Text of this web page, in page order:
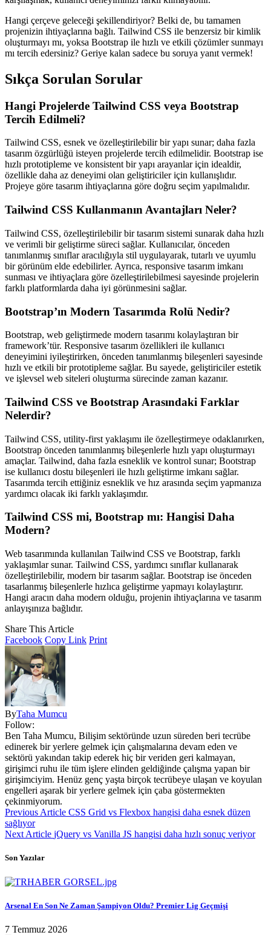
Hangi çerçeve geleceği şekillendiriyor? Belki de, bu tamamen
projenizin ihtiyaçlarına bağlı. Tailwind CSS ile benzersiz bir kimlik
oluşturmayı mı, yoksa Bootstrap ile hızlı ve etkili çözümler sunmayı
mı tercih edersiniz? Geriye kalan sadece bu soruya yanıt vermek!
Sıkça Sorulan Sorular
Hangi Projelerde Tailwind CSS veya Bootstrap
Tercih Edilmeli?
Tailwind CSS, esnek ve özelleştirilebilir bir yapı sunar; daha fazla
tasarım özgürlüğü isteyen projelerde tercih edilmelidir. Bootstrap ise
hızlı prototipleme ve konsistent bir yapı arayanlar için idealdir,
özellikle daha az deneyimi olan geliştiriciler için kullanışlıdır.
Projeye göre tasarım ihtiyaçlarına göre doğru seçim yapılmalıdır.
Tailwind CSS Kullanmanın Avantajları Neler?
Tailwind CSS, özelleştirilebilir bir tasarım sistemi sunarak daha hızlı
ve verimli bir geliştirme süreci sağlar. Kullanıcılar, önceden
tanımlanmış sınıflar aracılığıyla stil uygulayarak, tutarlı ve uyumlu
bir görünüm elde edebilirler. Ayrıca, responsive tasarım imkanı
sunması ve ihtiyaçlara göre özelleştirilebilmesi sayesinde projelerin
farklı platformlarda daha iyi görünmesini sağlar.
Bootstrap’ın Modern Tasarımda Rolü Nedir?
Bootstrap, web geliştirmede modern tasarımı kolaylaştıran bir
framework’tür. Responsive tasarım özellikleri ile kullanıcı
deneyimini iyileştirirken, önceden tanımlanmış bileşenleri sayesinde
hızlı ve etkili bir prototipleme sağlar. Bu sayede, geliştiriciler estetik
ve işlevsel web siteleri oluşturma sürecinde zaman kazanır.
Tailwind CSS ve Bootstrap Arasındaki Farklar
Nelerdir?
Tailwind CSS, utility-first yaklaşımı ile özelleştirmeye odaklanırken,
Bootstrap önceden tanımlanmış bileşenlerle hızlı yapı oluşturmayı
amaçlar. Tailwind, daha fazla esneklik ve kontrol sunar; Bootstrap
ise kullanıcı dostu bileşenleri ile hızlı geliştirme imkanı sağlar.
Tasarımda tercih ettiğiniz esneklik ve hız arasında seçim yapmanıza
yardımcı olacak iki farklı yaklaşımdır.
Tailwind CSS mi, Bootstrap mı: Hangisi Daha
Modern?
Web tasarımında kullanılan Tailwind CSS ve Bootstrap, farklı
yaklaşımlar sunar. Tailwind CSS, yardımcı sınıflar kullanarak
özelleştirilebilir, modern bir tasarım sağlar. Bootstrap ise önceden
tasarlanmış bileşenlerle hızlıca geliştirme yapmayı kolaylaştırır.
Hangi aracın daha modern olduğu, projenin ihtiyaçlarına ve tasarım
anlayışınıza bağlıdır.
Share This Article
Facebook Copy Link Print
ByTaha Mumcu
Follow:
Ben Taha Mumcu, Bilişim sektöründe uzun süreden beri tecrübe
edinerek bir yerlere gelmek için çalışmalarına devam eden ve
sektörü yakından takip ederek hiç bir veriden geri kalmayan,
girişimci ruhu ile tüm işlere elinden geldiğinde çalışma yapan bir
girişimciyim. Henüz genç yaşta birçok tecrübeye ulaşan ve koyulan
engelleri aşarak bir yerlere gelmek için çaba göstermekten
çekinmiyorum.
Previous Article CSS Grid vs Flexbox hangisi daha esnek düzen
sağlıyor
Next Article jQuery vs Vanilla JS hangisi daha hızlı sonuç veriyor
Son Yazılar
Arsenal En Son Ne Zaman Şampiyon Oldu? Premier Lig Geçmişi
7 Temmuz 2026